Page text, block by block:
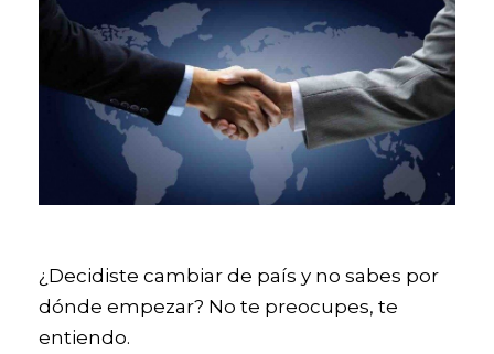
¿Decidiste cambiar de país y no sabes por
dónde empezar? No te preocupes, te
entiendo.